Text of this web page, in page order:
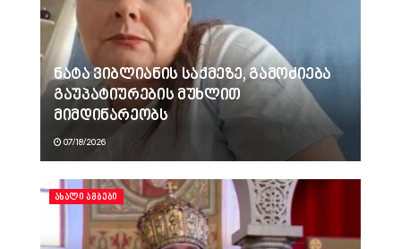
ნატა ვიბლიანის საქმეზე, გამოძიება
გაუპატიურების მუხლით
მიმდინარეობს
07/18/2026
ᲐᲮᲐᲚᲘ ᲐᲛᲑᲔᲑᲘ